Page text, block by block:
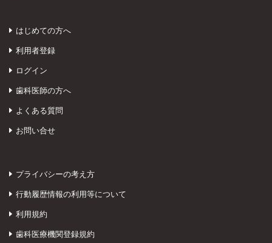
はじめての方へ
利用者登録
ログイン
歯科医師の方へ
よくある質問
お問い合せ
プライバシーの考え方
行動履歴情報の利用等について
利用規約
歯科医療機関登録規約